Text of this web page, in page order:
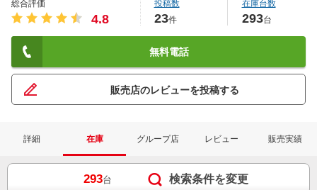
総合評価
4.8
投稿数
23件
在庫台数
293台
無料電話
販売店のレビューを投稿する
詳細 在庫 グループ店 レビュー 販売実績
293台 検索条件を変更